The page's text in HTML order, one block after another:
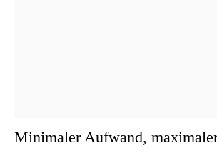
Minimaler Aufwand,